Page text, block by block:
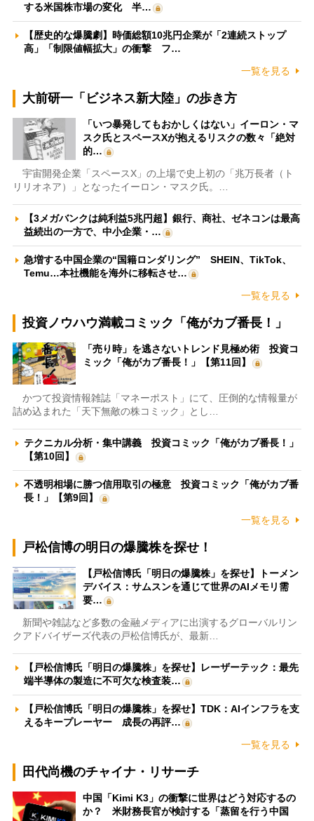
する米国株市場の変化 半…
【歴史的な爆騰劇】時価総額10兆円企業が「2連続ストップ
高」「制限値幅拡大」の衝撃 フ…
一覧を見る
大前研一「ビジネス新大陸」の歩き方
「いつ暴発してもおかしくはない」イーロン・マ
スク氏とスペースXが抱えるリスクの数々「絶対
的…
宇宙開発企業「スペースX」の上場で史上初の「兆万長者（ト
リリオネア）」となったイーロン・マスク氏。…
【3メガバンクは純利益5兆円超】銀行、商社、ゼネコンは最高
益続出の一方で、中小企業・…
急増する中国企業の“国籍ロンダリング” SHEIN、TikTok、
Temu…本社機能を海外に移転させ…
一覧を見る
投資ノウハウ満載コミック「俺がカブ番長！」
「売り時」を逃さないトレンド見極め術 投資コ
ミック「俺がカブ番長！」【第11回】
かつて投資情報雑誌「マネーポスト」にて、圧倒的な情報量が
詰め込まれた「天下無敵の株コミック」とし…
テクニカル分析・集中講義 投資コミック「俺がカブ番長！」
【第10回】
不透明相場に勝つ信用取引の極意 投資コミック「俺がカブ番
長！」【第9回】
一覧を見る
戸松信博の明日の爆騰株を探せ！
【戸松信博氏「明日の爆騰株」を探せ】トーメン
デバイス：サムスンを通じて世界のAIメモリ需
要…
新聞や雑誌など多数の金融メディアに出演するグローバルリン
クアドバイザーズ代表の戸松信博氏が、最新…
【戸松信博氏「明日の爆騰株」を探せ】レーザーテック：最先
端半導体の製造に不可欠な検査装…
【戸松信博氏「明日の爆騰株」を探せ】TDK：AIインフラを支
えるキープレーヤー 成長の再評…
一覧を見る
田代尚機のチャイナ・リサーチ
中国「Kimi K3」の衝撃に世界はどう対応するの
か？ 米財務長官が検討する「蒸留を行う中国